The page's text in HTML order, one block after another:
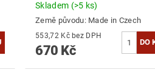
Skladem (>5 ks)
Země původu: Made in Czech
553,72 Kč bez DPH
670 Kč